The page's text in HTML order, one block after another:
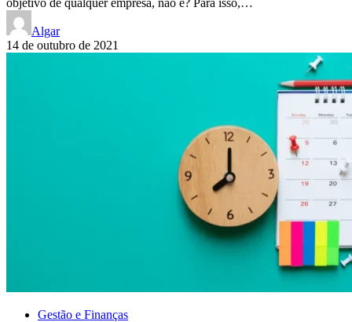
Algar
14 de outubro de 2021
Gestão e Finanças